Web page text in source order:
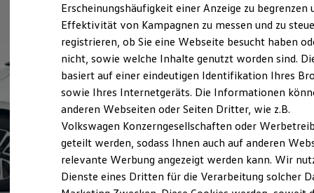
Ladezeitensimulator
Batterie
Sicherheit
Garantie und Lebensdauer
Nachhaltigkeit
Technologie
Kosten und Kauf
Verbrauchskosten
Kaufoptionen
E-Auto-Förderung
Software und Konnektivität
Die ID. Software 6
ID. Software Versionen und Updates
Digitale Extras
Schnittstellen zu Ihrem ID.
Erscheinungshäufigkeit einer Anzeige zu begrenzen
Effektivität von Kampagnen zu messen und zu
registrieren, ob Sie eine Webseite besucht haben
nicht, sowie welche Inhalte genutzt worden sind.
basiert auf einer eindeutigen Identifikation Ihres
sowie Ihres Internetgeräts. Die Informationen
anderen Webseiten oder Seiten Dritter, wie z.B.
Volkswagen Konzerngesellschaften oder
geteilt werden, sodass Ihnen auch auf anderen
relevante Werbung angezeigt werden kann. Wir
Dienste eines Dritten für die Verarbeitung solcher